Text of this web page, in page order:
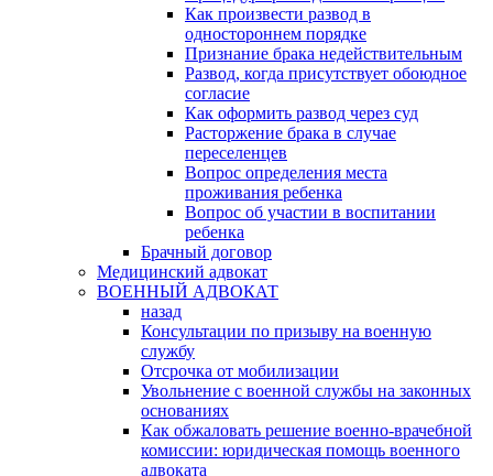
Как произвести развод в
одностороннем порядке
Признание брака недействительным
Развод, когда присутствует обоюдное
согласие
Как оформить развод через суд
Расторжение брака в случае
переселенцев
Вопрос определения места
проживания ребенка
Вопрос об участии в воспитании
ребенка
Брачный договор
Медицинский адвокат
ВОЕННЫЙ АДВОКАТ
назад
Консультации по призыву на военную
службу
Отсрочка от мобилизации
Увольнение с военной службы на законных
основаниях
Как обжаловать решение военно-врачебной
комиссии: юридическая помощь военного
адвоката